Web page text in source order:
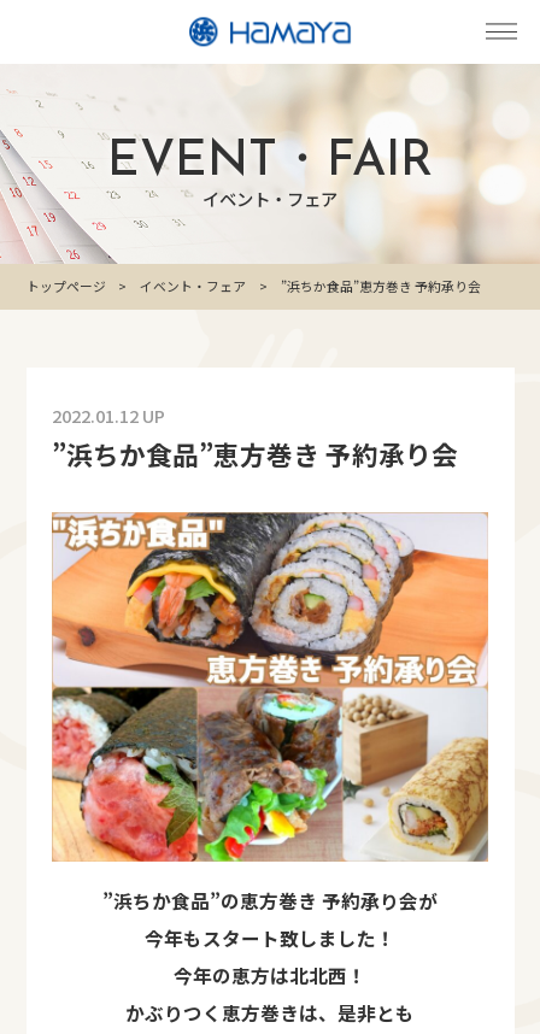
EVENT・FAIR
イベント・フェア
トップページ イベント・フェア ”浜ちか食品”恵方巻き 予約承り会
2022.01.12 UP
”浜ちか食品”恵方巻き 予約承り会
”浜ちか食品”の恵方巻き 予約承り会が
今年もスタート致しました！
今年の恵方は北北西！
かぶりつく恵方巻きは、是非とも